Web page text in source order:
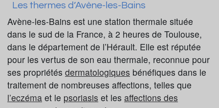
Les thermes d’Avène-les-Bains
Avène-les-Bains est une station thermale située
dans le sud de la France, à 2 heures de Toulouse,
dans le département de l’Hérault. Elle est réputée
pour les vertus de son eau thermale, reconnue pour
ses propriétés dermatologiques bénéfiques dans le
traitement de nombreuses affections, telles que
l’eczéma et le psoriasis et les affections des